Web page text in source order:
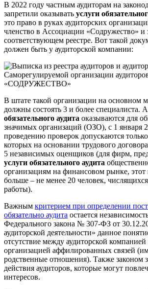
В 2022 году частным аудиторам на
запретили оказывать услуги
это право в руках аудиторских
членство в Ассоциации «Содружество» и
соответствующем реестре. Вот такой
должен быть у аудиторской компании:
В штате такой организации на основном
должны состоять 3 и более специалиста.
обязательного аудита оказываются для
значимых организаций (ОЗО), с 1 января
проведению проверок допускаются
которых на основании трудового
5 независимых оценщиков (для фирм,
услуги обязательного аудита
организациям на финансовом рынке, этот
больше – не менее 20 человек,
работы).
Важным критерием при определении
обязательно аудита остается
Федерального закона № 307-ФЗ от
аудиторской деятельности» данное
отсутствие между аудиторской
организацией аффилированных связей
родственные отношения). Также
действия аудиторов, которые могут
интересов.